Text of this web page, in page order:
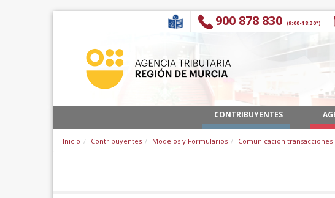
900 878 830 (9:00-18:30*)
CONTRIBUYENTES
Inicio Contribuyentes Modelos y Formularios Comunicación